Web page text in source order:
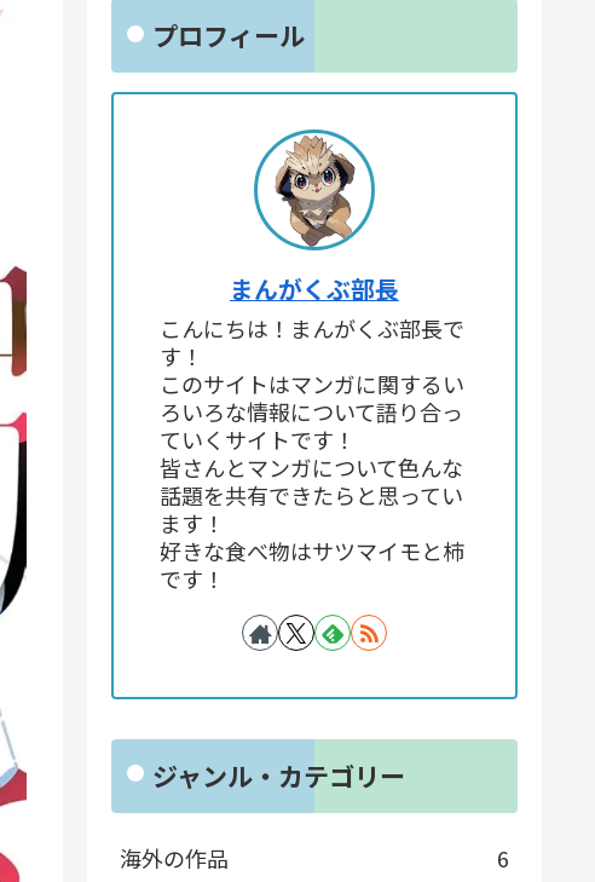
プロフィール
まんがくぶ部長
こんにちは！まんがくぶ部長で
す！
このサイトはマンガに関するい
ろいろな情報について語り合っ
ていくサイトです！
皆さんとマンガについて色んな
話題を共有できたらと思ってい
ます！
好きな食べ物はサツマイモと柿
です！
ジャンル・カテゴリー
海外の作品
6